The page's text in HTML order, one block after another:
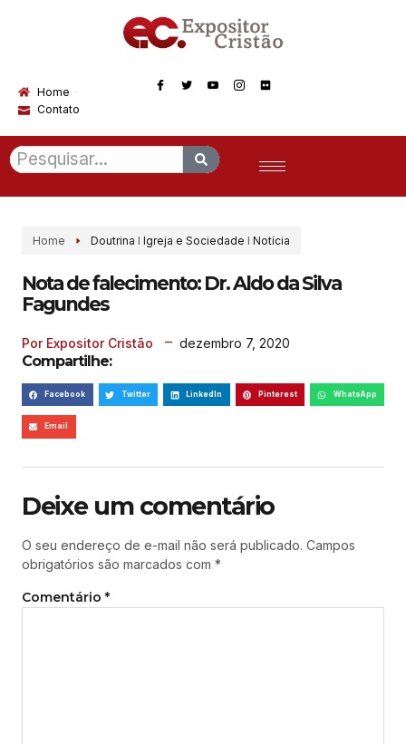
Home
Contato
Home Doutrina I Igreja e Sociedade I Notícia
Nota de falecimento: Dr. Aldo da Silva
Fagundes
Por Expositor Cristão dezembro 7, 2020
Compartilhe:
Facebook Twitter LinkedIn Pinterest WhatsApp
Email
Deixe um comentário
O seu endereço de e-mail não será publicado. Campos
obrigatórios são marcados com *
Comentário *